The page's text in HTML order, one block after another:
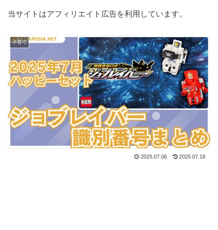
当サイトはアフィリエイト広告を利用しています。
子育て
2025.07.06 2025.07.18